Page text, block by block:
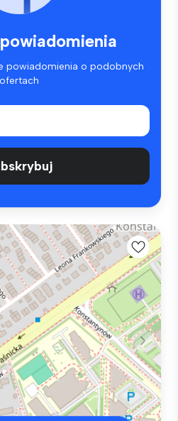
powiadomienia o podobnych
ofertach